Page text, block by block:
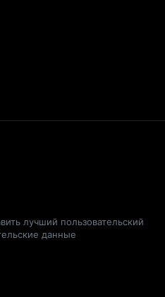
лучший пользовательский
данные